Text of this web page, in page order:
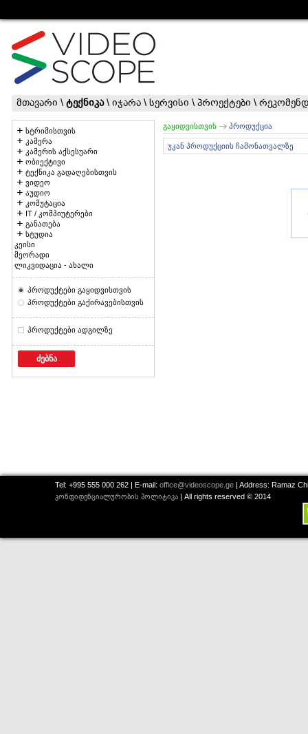
მთავარი \ ტექნიკა\ იჯარა \ სერვისი \ პროექტები \
სტრიმისთვის
კამერა
კამერის აქსესუარი
ობიექტივი
ტექნიკა გადაღებისთვის
ვიდეო
აუდიო
კომუტაცია
IT / კომპიუტერები
განათება
სტუდია
კეისი
მეორადი
ლიკვიდაცია - ახალი
პროდუქტები გაყიდვისთვის
პროდუქტები გაქირავებისთვის
პროდუქტები ადგილზე
ძებნა
გაყიდვისთვის პროდუქცია
უკან პროდუქციის ჩამონათვალზე
Tel: +995 555 000 262 | E-mail: office@videoscope.ge | Address: Ramaz
კონფიდენციალურობის პოლიტიკა | All rights reserved © 2014